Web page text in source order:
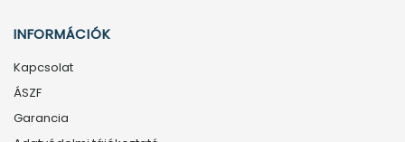
INFORMÁCIÓK
Kapcsolat
ÁSZF
Garancia